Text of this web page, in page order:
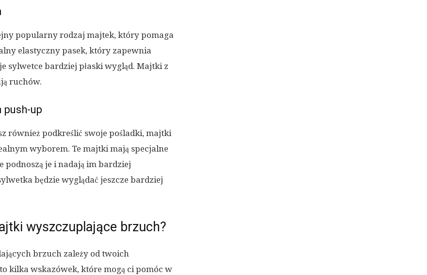
popularny rodzaj majtek, który pomaga
elastyczny pasek, który zapewnia
sylwetce bardziej płaski wygląd. Majtki z
ruchów.
up
również podkreślić swoje pośladki, majtki
wyborem. Te majtki mają specjalne
je i nadają im bardziej
będzie wyglądać jeszcze bardziej
wyszczuplające brzuch?
brzuch zależy od twoich
kilka wskazówek, które mogą ci pomóc w